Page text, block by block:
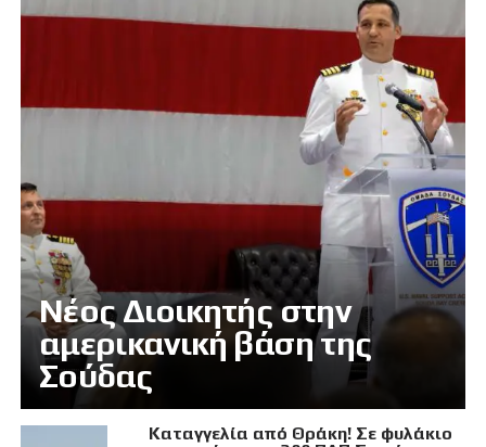
Νέος Διοικητής στην
αμερικανική βάση της
Σούδας
Καταγγελία από Θράκη! Σε φυλάκιο